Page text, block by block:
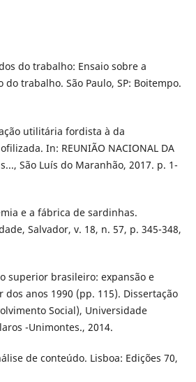
do trabalho: Ensaio sobre a
do trabalho. São Paulo, SP: Boitempo.
utilitária fordista à da
In: REUNIÃO NACIONAL DA
São Luís do Maranhão, 2017. p. 1-
e a fábrica de sardinhas.
Salvador, v. 18, n. 57, p. 345-348,
superior brasileiro: expansão e
anos 1990 (pp. 115). Dissertação
Social), Universidade
-Unimontes., 2014.
de conteúdo. Lisboa: Edições 70,